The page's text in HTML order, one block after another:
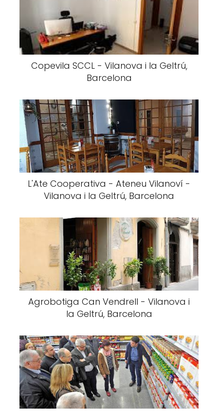
Copevila SCCL - Vilanova i la Geltrú,
Barcelona
L'Ate Cooperativa - Ateneu Vilanoví -
Vilanova i la Geltrú, Barcelona
Agrobotiga Can Vendrell - Vilanova i
la Geltrú, Barcelona